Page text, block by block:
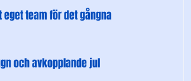
team för det gångna
och avkopplande jul